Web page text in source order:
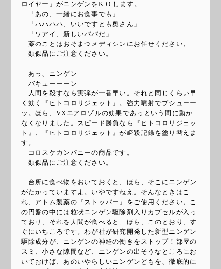
ロイヤー』がニンゲンをK.O.します。
「あの、一緒にお食事でも」
「ハハハハ、いいですとも奥さん」
「ワアイ、新しいパパだ」
薬のことはおそまつメディシンにお任せください。
類似品にご注意ください。
あっ、ニンゲン
バキューーーン
人間を殺すなら実弾が一番早い。それと同じくらい早
く効く『ヒトコロリジェット』。強力噴射でブシューー
ッ。ほら、VXエアロゾルの効果であっという間に動か
なくなりました。スピード勝負なら『ヒトコロリジェッ
ト』、『ヒトコロリジェット』が瞬殺記録を塗り替えま
す。
コロスケカンパニーの商品です。
類似品にご注意ください。
台所に食べ物をおいておくと、ほら、そこにニンゲン
がたかっていますよ。いやですねえ。そんなときはこ
れ、アトム製薬の『ストッパー』をご使用ください。こ
の円盤の中には粒状ニンゲン駆除剤入りカプセルが入っ
ており、それを人間が食べると、ほら、このとおり、す
ぐにいちころです。わが社が研究開発した新型ニンゲン
駆除成分が、ニンゲンの神経の働きをストップ！部屋の
スミ、小さな隙間など、ニンゲンの出そうなところにお
いておけば、あのいやらしいニンゲンどもを、徹底的に